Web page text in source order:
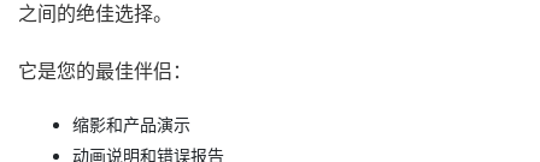
之间的绝佳选择。
它是您的最佳伴侣：
缩影和产品演示
动画说明和错误报告